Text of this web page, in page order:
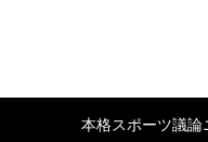
本格スポーツ議論